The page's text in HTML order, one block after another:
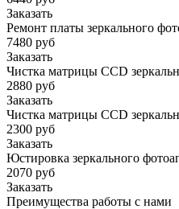
Заказать
Ремонт платы зеркального
7480 руб
Заказать
Чистка матрицы CCD
2880 руб
Заказать
Чистка матрицы CCD
2300 руб
Заказать
Юстировка зеркального
2070 руб
Заказать
Преимущества работы с нами